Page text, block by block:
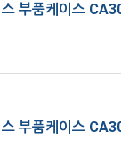
부품케이스
부품케이스